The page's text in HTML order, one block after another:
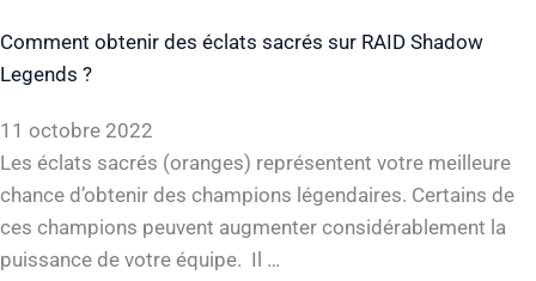
Comment obtenir des éclats sacrés sur RAID Shadow
Legends ?
11 octobre 2022
Les éclats sacrés (oranges) représentent votre meilleure
chance d’obtenir des champions légendaires. Certains de
ces champions peuvent augmenter considérablement la
puissance de votre équipe. Il …